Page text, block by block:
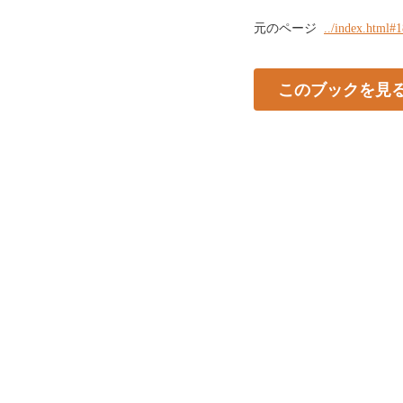
元のページ ../
このブックを見